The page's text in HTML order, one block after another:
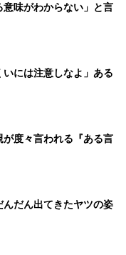
味がわからない」と言
いには注意しなよ」ある
が度々言われる『ある言
だん出てきたヤツの姿